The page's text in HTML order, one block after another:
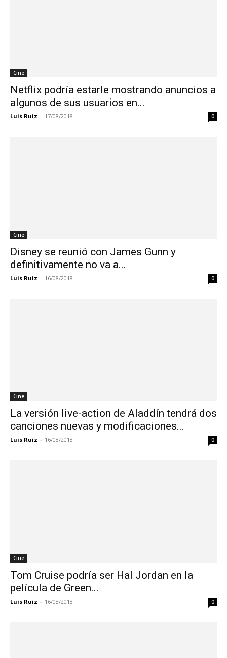
Cine
Netflix podría estarle mostrando anuncios a
algunos de sus usuarios en...
Luis Ruiz - 17/08/2018 0
Cine
Disney se reunió con James Gunn y
definitivamente no va a...
Luis Ruiz - 16/08/2018 0
Cine
La versión live-action de Aladdín tendrá dos
canciones nuevas y modificaciones...
Luis Ruiz - 16/08/2018 0
Cine
Tom Cruise podría ser Hal Jordan en la
película de Green...
Luis Ruiz - 16/08/2018 0